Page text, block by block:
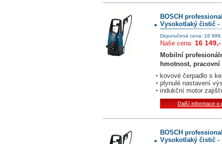
BOSCH
Vysokotlaký čistič -
Doporučená cena: 16
Naše cena: 16
Mobilní
hmotnost, pracovní
kovové čerpadlo s
plynulé nastavení
indukční motor
Další informace o
BOSCH
Vysokotlaký čistič -